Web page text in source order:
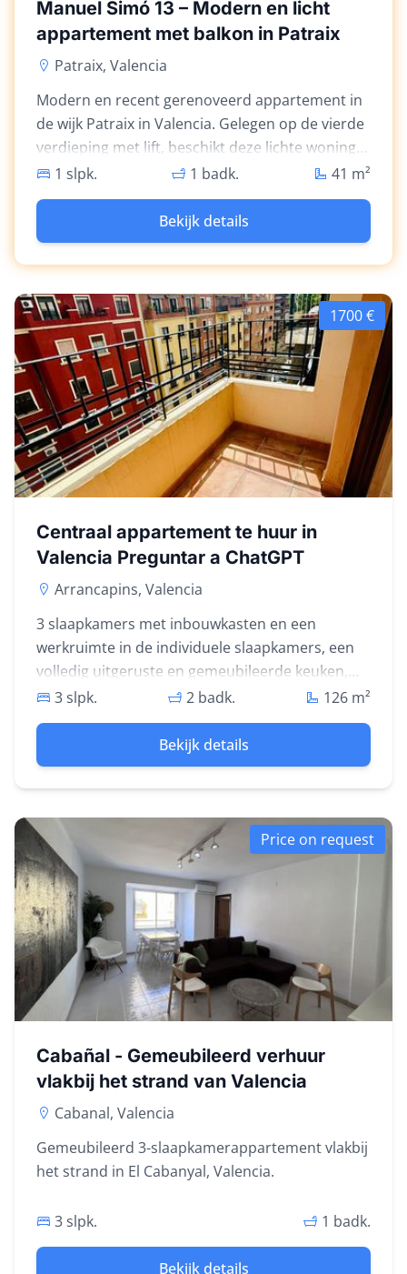
Manuel Simó 13 – Modern en licht
appartement met balkon in Patraix
Patraix, Valencia
Modern en recent gerenoveerd appartement in
de wijk Patraix in Valencia. Gelegen op de vierde
verdieping met lift, beschikt deze lichte woning
van 41 m² over grote ramen met uitzicht op een
rustige binnenplaats, een uitgeruste keuken met
oven en kookplaat, en een ruim balkon dat
ideaal is om buiten te zitten. Het appartement is
niet gemeubileerd en biedt een stijlvol en flexibel
leefruimte, perfect voor expats en professionals
die willen huren in Valencia.
1 slpk. 1 badk. 41 m²
Bekijk details
1700 €
Centraal appartement te huur in
Valencia Preguntar a ChatGPT
Arrancapins, Valencia
3 slaapkamers met inbouwkasten en een
werkruimte in de individuele slaapkamers, een
volledig uitgeruste en gemeubileerde keuken,
een ruime woonkamer met een fijne bank, een
eethoek, twee volledig uitgeruste badkamers,
waarvan één en suite, en een terras.
3 slpk. 2 badk. 126 m²
Bekijk details
Price on request
Cabañal - Gemeubileerd verhuur
vlakbij het strand van Valencia
Cabanal, Valencia
Gemeubileerd 3-slaapkamerappartement vlakbij
het strand in El Cabanyal, Valencia.
3 slpk. 1 badk.
Bekijk details